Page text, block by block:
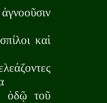
καὶ
ὁδῷ τοῦ